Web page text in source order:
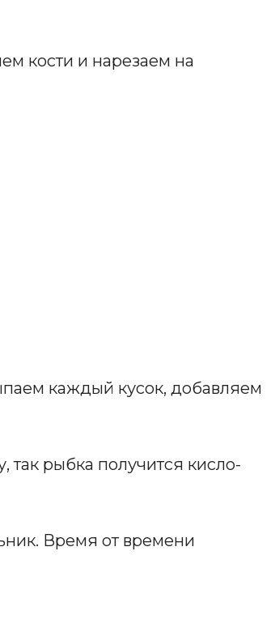
кости и нарезаем на
каждый кусок, добавляем
рыбка получится кисло-
Время от времени